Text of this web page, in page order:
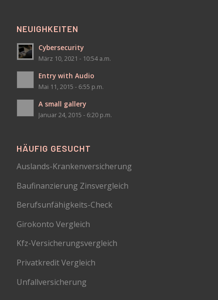
NEUIGHKEITEN
Cybersecurity
März 10, 2021 - 10:54 a.m.
Entry with Audio
Mai 11, 2015 - 6:55 p.m.
A small gallery
Januar 24, 2015 - 6:20 p.m.
HÄUFIG GESUCHT
Auslands-Krankenversicherung
Baufinanzierung Zinsvergleich
Berufsunfähigkeits-Check
Girokonto Vergleich
Kfz-Versicherungsvergleich
Privatkredit Vergleich
Unfallversicherung